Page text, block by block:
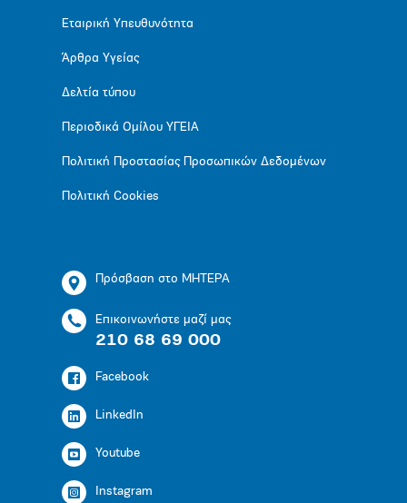
Εταιρική Υπευθυνότητα
Άρθρα Υγείας
Δελτία τύπου
Περιοδικά Ομίλου ΥΓΕΙΑ
Πολιτική Προστασίας Προσωπικών Δεδομένων
Πολιτική Cookies
Πρόσβαση στο ΜΗΤΕΡΑ
Επικοινωνήστε μαζί μας
210 68 69 000
Facebook
LinkedIn
Youtube
Instagram